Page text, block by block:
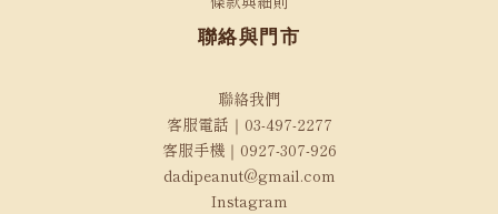
聯絡與門市
聯絡我們
客服電話｜03-497-2277
客服手機｜0927-307-926
dadipeanut@gmail.com
Instagram